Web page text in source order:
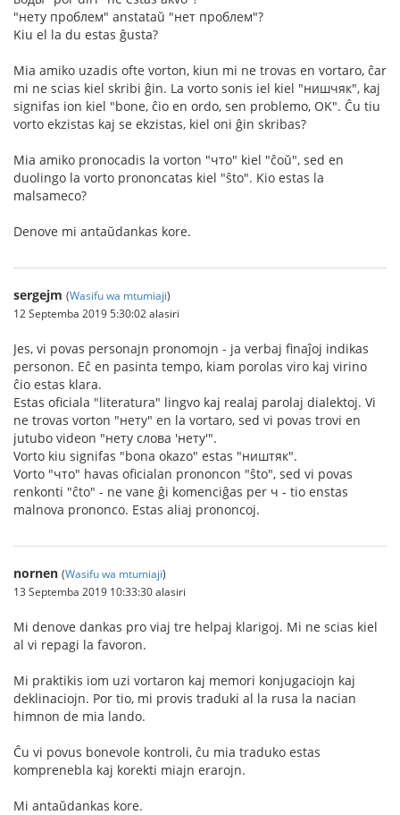
"нету проблем" anstataŭ "нет проблем"?
Kiu el la du estas ĝusta?
Mia amiko uzadis ofte vorton, kiun mi ne trovas en vortaro, ĉar
mi ne scias kiel skribi ĝin. La vorto sonis iel kiel "нишчяк", kaj
signifas ion kiel "bone, ĉio en ordo, sen problemo, OK". Ĉu tiu
vorto ekzistas kaj se ekzistas, kiel oni ĝin skribas?
Mia amiko pronocadis la vorton "что" kiel "ĉoŭ", sed en
duolingo la vorto prononcatas kiel "ŝto". Kio estas la
malsameco?
Denove mi antaŭdankas kore.
sergejm (Wasifu wa mtumiaji)
12 Septemba 2019 5:30:02 alasiri
Jes, vi povas personajn pronomojn - ja verbaj finaĵoj indikas
personon. Eĉ en pasinta tempo, kiam porolas viro kaj virino
ĉio estas klara.
Estas oficiala "literatura" lingvo kaj realaj parolaj dialektoj. Vi
ne trovas vorton "нету" en la vortaro, sed vi povas trovi en
jutubo videon "нету слова 'нету'".
Vorto kiu signifas "bona okazo" estas "ништяк".
Vorto "что" havas oficialan prononcon "ŝto", sed vi povas
renkonti "ĉto" - ne vane ĝi komenciĝas per ч - tio enstas
malnova prononco. Estas aliaj prononcoj.
nornen (Wasifu wa mtumiaji)
13 Septemba 2019 10:33:30 alasiri
Mi denove dankas pro viaj tre helpaj klarigoj. Mi ne scias kiel
al vi repagi la favoron.
Mi praktikis iom uzi vortaron kaj memori konjugaciojn kaj
deklinaciojn. Por tio, mi provis traduki al la rusa la nacian
himnon de mia lando.
Ĉu vi povus bonevole kontroli, ĉu mia traduko estas
komprenebla kaj korekti miajn erarojn.
Mi antaŭdankas kore.